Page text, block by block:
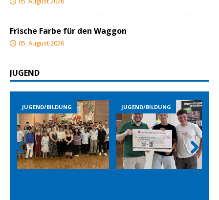
Frische Farbe für den Waggon
05. August 2026
JUGEND
JUGEND/BILDUNG JUGEND/BILDUNG
Prev
ious
Nex
t